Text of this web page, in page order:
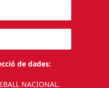
de dades:
NACIONAL.